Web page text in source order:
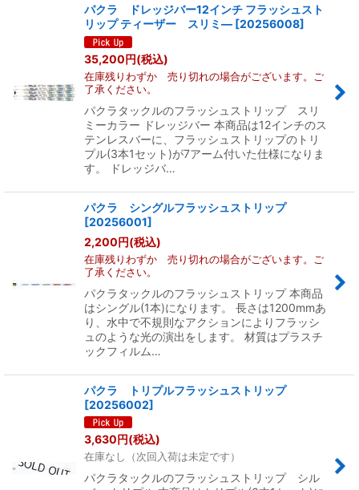
パクラ ドレッジバー12インチ フラッシュスト
リップ ティーザー スリミ― [20256008]
35,200円(税込)
在庫残りわずか 売り切れの場合がございます。ご
了承ください。
パクラタックルのフラッシュストリップ スリ
ミーカラー ドレッジバー 本商品は12インチのス
テンレスバーに、フラッシュストリップのトリ
プル(3本1セット)が7アーム付いた仕様になりま
す。 ドレッジバ…
パクラ シングルフラッシュストリップ
[20256001]
2,200円(税込)
在庫残りわずか 売り切れの場合がございます。ご
了承ください。
パクラタックルのフラッシュストリップ 本商品
はシングル(1本)になります。 長さは1200mmあ
り、水中で不規則なアクションによりフラッシ
ュのような光の演出をします。 材質はプラスチ
ックフィルム…
パクラ トリプルフラッシュストリップ
[20256002]
3,630円(税込)
在庫なし（次回入荷は未定です）
パクラタックルのフラッシュストリップ シル